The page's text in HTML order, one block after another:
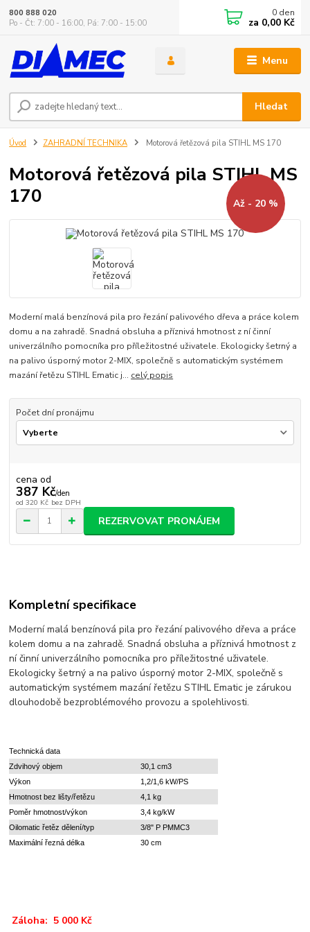
Menu
Hledat
800 888 020
Po - Čt: 7:00 - 16:00, Pá: 7:00 - 15:00
0 den
za 0,00 Kč
Úvod ZAHRADNÍ TECHNIKA Motorová řetězová pila STIHL MS 170
Motorová řetězová pila STIHL MS
170
Až - 20 %
Moderní malá benzínová pila pro řezání palivového dřeva a práce kolem
domu a na zahradě. Snadná obsluha a příznivá hmotnost z ní činní
univerzálního pomocníka pro příležitostné uživatele. Ekologicky šetrný a
na palivo úsporný motor 2-MIX, společně s automatickým systémem
mazání řetězu STIHL Ematic j... celý popis
Počet dní pronájmu
cena od
387 Kč/den
od 320 Kč bez DPH
REZERVOVAT PRONÁJEM
Kompletní specifikace
Moderní malá benzínová pila pro řezání palivového dřeva a práce
kolem domu a na zahradě. Snadná obsluha a příznivá hmotnost z
ní činní univerzálního pomocníka pro příležitostné uživatele.
Ekologicky šetrný a na palivo úsporný motor 2-MIX, společně s
automatickým systémem mazání řetězu STIHL Ematic je zárukou
dlouhodobě bezproblémového provozu a spolehlivosti.
Technická data
Zdvihový objem
30,1 cm3
Výkon
1,2/1,6 kW/PS
Hmotnost bez lišty/řetězu
4,1 kg
Poměr hmotnost/výkon
3,4 kg/kW
Oilomatic řetěz dělení/typ
3/8" P PMMC3
Maximální řezná délka
30 cm
Záloha: 5 000 Kč